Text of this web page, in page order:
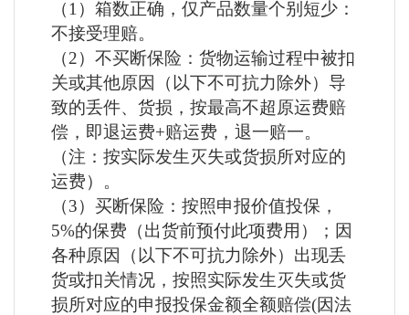
（1）箱数正确，仅产品数量个别短少：
不接受理赔。
（2）不买断保险：货物运输过程中被扣
关或其他原因（以下不可抗力除外）导
致的丢件、货损，按最高不超原运费赔
偿，即退运费+赔运费，退一赔一。
（注：按实际发生灭失或货损所对应的
运费）。
（3）买断保险：按照申报价值投保，
5%的保费（出货前预付此项费用）；因
各种原因（以下不可抗力除外）出现丢
货或扣关情况，按照实际发生灭失或货
损所对应的申报投保金额全额赔偿(因法